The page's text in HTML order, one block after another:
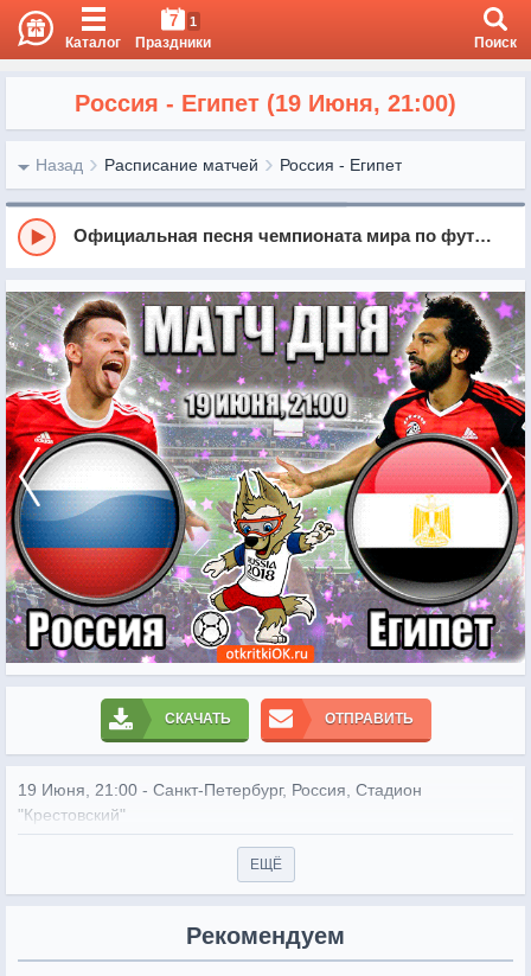
Каталог
7 1
Праздники Поиск
Россия - Египет (19 Июня, 21:00)
Назад Расписание матчей Россия - Египет
Официальная песня чемпионата мира по футболу 2018 - Россия
СКАЧАТЬ ОТПРАВИТЬ
19 Июня, 21:00 - Санкт-Петербург, Россия, Стадион
"Крестовский"
ЕЩЁ
Рекомендуем